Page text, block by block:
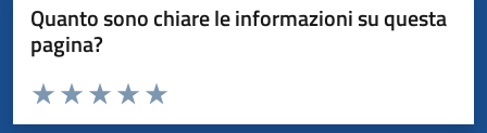
Quanto sono chiare le informazioni su questa
pagina?
Valuta da 1 a 5 stelle la pagina
Valuta 5 stelle su 5
Valuta 4 stelle su 5
Valuta 3 stelle su 5
Valuta 2 stelle su 5
Valuta 1 stelle su 5